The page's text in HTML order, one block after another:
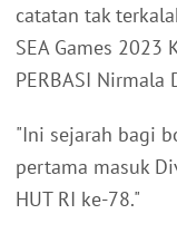
catatan tak
SEA Games 2023
PERBASI Nirmala
"Ini sejarah bagi
pertama masuk
HUT RI ke-78."